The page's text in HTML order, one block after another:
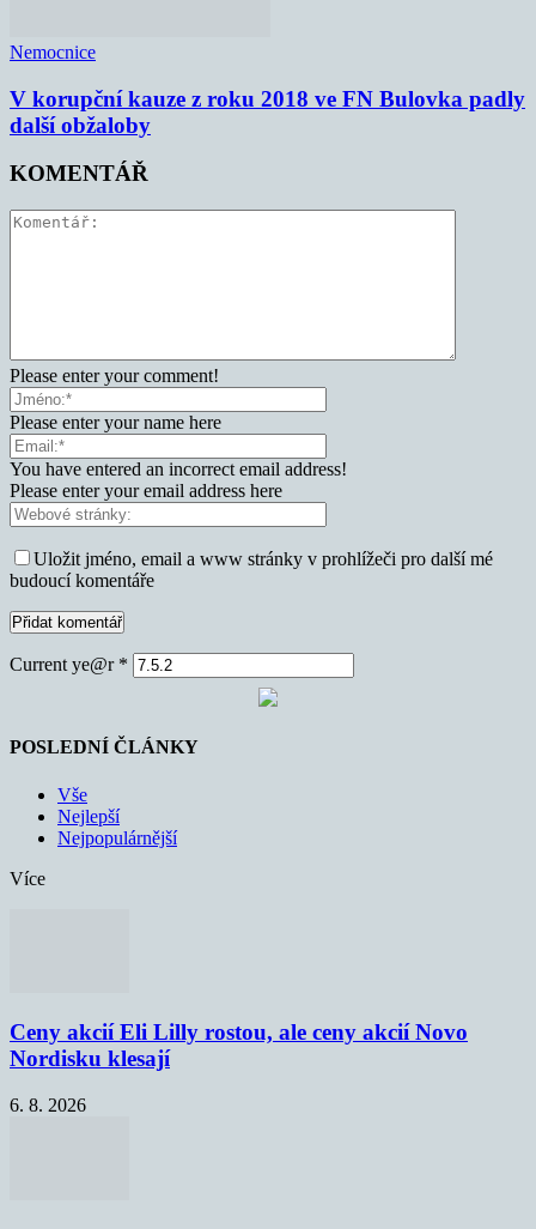
Nemocnice
V korupční kauze z roku 2018 ve FN Bulovka padly
další obžaloby
KOMENTÁŘ
Please enter your comment!
Please enter your name here
You have entered an incorrect email address!
Please enter your email address here
Uložit jméno, email a www stránky v prohlížeči pro další mé
budoucí komentáře
Current ye@r *
POSLEDNÍ ČLÁNKY
Vše
Nejlepší
Nejpopulárnější
Více
Ceny akcií Eli Lilly rostou, ale ceny akcií Novo
Nordisku klesají
6. 8. 2026